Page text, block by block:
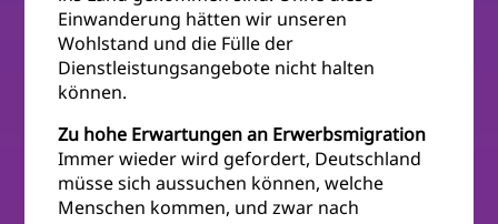
Einwanderung hätten wir unseren
Wohlstand und die Fülle der
Dienstleistungsangebote nicht halten
können.
Zu hohe Erwartungen an Erwerbsmigration
Immer wieder wird gefordert, Deutschland
müsse sich aussuchen können, welche
Menschen kommen, und zwar nach